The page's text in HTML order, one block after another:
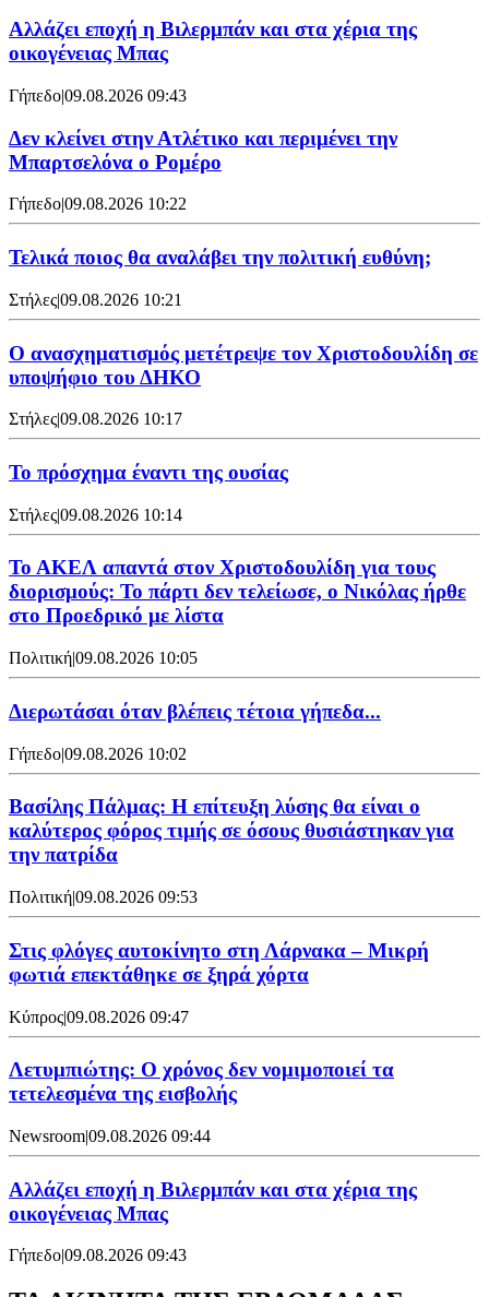
Aλλάζει εποχή η Βιλερμπάν και στα χέρια της
οικογένειας Μπας
Γήπεδο|09.08.2026 09:43
Δεν κλείνει στην Ατλέτικο και περιμένει την
Μπαρτσελόνα ο Ρομέρο
Γήπεδο|09.08.2026 10:22
Τελικά ποιος θα αναλάβει την πολιτική ευθύνη;
Στήλες|09.08.2026 10:21
Ο ανασχηματισμός μετέτρεψε τον Χριστοδουλίδη σε
υποψήφιο του ΔΗΚΟ
Στήλες|09.08.2026 10:17
Το πρόσχημα έναντι της ουσίας
Στήλες|09.08.2026 10:14
Το ΑΚΕΛ απαντά στον Χριστοδουλίδη για τους
διορισμούς: Το πάρτι δεν τελείωσε, ο Νικόλας ήρθε
στο Προεδρικό με λίστα
Πολιτική|09.08.2026 10:05
Διερωτάσαι όταν βλέπεις τέτοια γήπεδα...
Γήπεδο|09.08.2026 10:02
Βασίλης Πάλμας: Η επίτευξη λύσης θα είναι ο
καλύτερος φόρος τιμής σε όσους θυσιάστηκαν για
την πατρίδα
Πολιτική|09.08.2026 09:53
Στις φλόγες αυτοκίνητο στη Λάρνακα – Μικρή
φωτιά επεκτάθηκε σε ξηρά χόρτα
Κύπρος|09.08.2026 09:47
Λετυμπιώτης: Ο χρόνος δεν νομιμοποιεί τα
τετελεσμένα της εισβολής
Newsroom|09.08.2026 09:44
Aλλάζει εποχή η Βιλερμπάν και στα χέρια της
οικογένειας Μπας
Γήπεδο|09.08.2026 09:43